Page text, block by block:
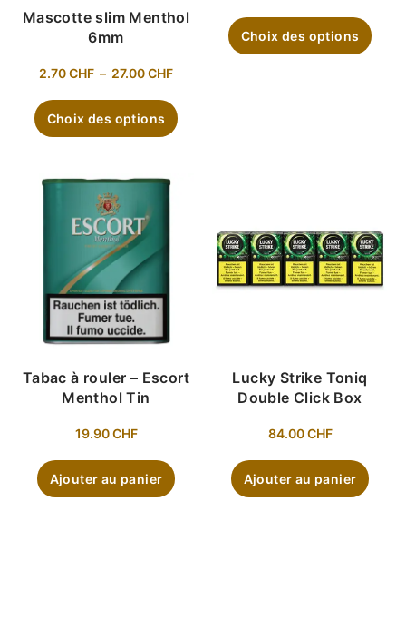
Mascotte slim Menthol
6mm
2.70CHF – 27.00CHF
Choix des options
Choix des options
Tabac à rouler – Escort
Menthol Tin
19.90CHF
Ajouter au panier
Lucky Strike Toniq
Double Click Box
84.00CHF
Ajouter au panier